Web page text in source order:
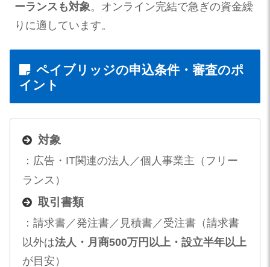
ーランスも対象。オンライン完結で急ぎの資金繰
りに適しています。
ペイブリッジの申込条件・審査のポ
イント
対象
：広告・IT関連の法人／個人事業主（フリー
ランス）
取引書類
：請求書／発注書／見積書／受注書（請求書
以外は法人・月商500万円以上・設立半年以上
が目安）